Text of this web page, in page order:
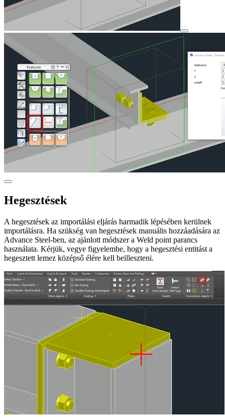
Hegesztések
A hegesztések az importálási eljárás harmadik lépésében kerülnek
importálásra. Ha szükség van hegesztések manuális hozzáadására az
Advance Steel-ben, az ajánlott módszer a Weld point parancs
használata. Kérjük, vegye figyelembe, hogy a hegesztési entitást a
hegesztett lemez középső élére kell beilleszteni.